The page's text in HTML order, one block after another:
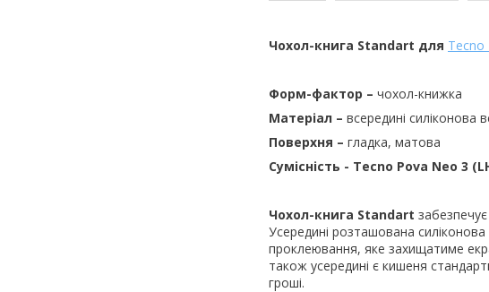
Чохол-книга Standart для Tecno
Форм-фактор – чохол-книжка
Матеріал – всередині силіконова
Поверхня – гладка, матова
Сумісність - Tecno Pova Neo 3
Чохол-книга Standart
Усередині розташована
проклеювання, яке захищатиме
також усередині є кишеня
гроші.